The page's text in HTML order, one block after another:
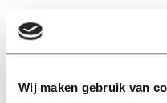
Wij maken gebruik van